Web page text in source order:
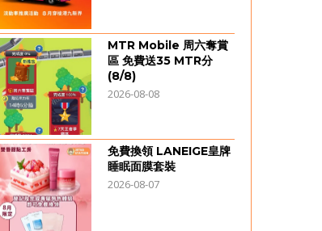
MTR Mobile 周六奪賞
區 免費送35 MTR分
(8/8)
2026-08-08
免費換領 LANEIGE皇牌
睡眠面膜套裝
2026-08-07